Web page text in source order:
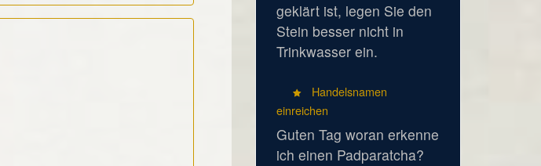
geklärt ist, legen Sie den
Stein besser nicht in
Trinkwasser ein.
Handelsnamen
einreichen
Guten Tag woran erkenne
ich einen Padparatcha?